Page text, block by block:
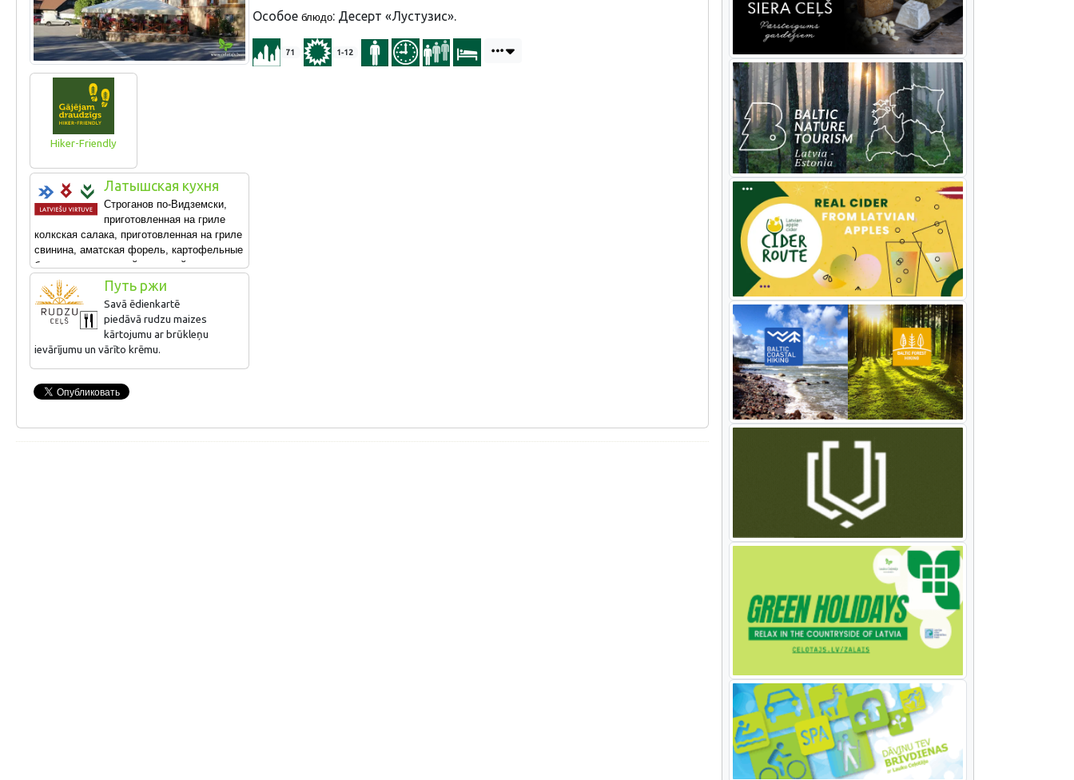
Hiker-Friendly
Латышская кухня
Строганов по-Видземски,
приготовленная на гриле
колкская салака, приготовленная на гриле
свинина, аматская форель, картофельные
блины с деревенской сметаной, домашние
блины с варением, пиво и квас.
Путь ржи
Savā ēdienkartē
piedāvā rudzu maizes
kārtojumu ar brūkleņu
ievārījumu un vārīto krēmu.
Особое блюдо: Десерт «Лустузис».
71 1-12